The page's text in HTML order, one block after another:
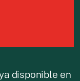
disponible en